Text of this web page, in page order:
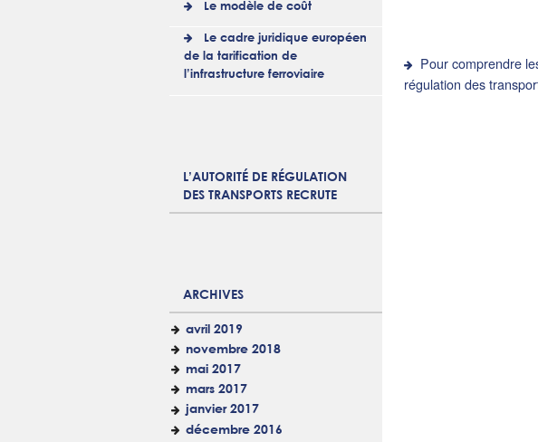
Le modèle de coût
Le cadre juridique européen
de la tarification de
l’infrastructure ferroviaire
L’AUTORITÉ DE RÉGULATION
DES TRANSPORTS RECRUTE
ARCHIVES
avril 2019
novembre 2018
mai 2017
mars 2017
janvier 2017
décembre 2016
Pour comprendre
régulation des